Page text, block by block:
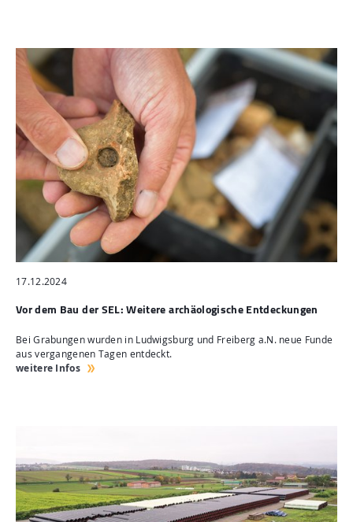
17.12.2024
Vor dem Bau der SEL: Weitere archäologische Entdeckungen
Bei Grabungen wurden in Ludwigsburg und Freiberg a.N. neue Funde
aus vergangenen Tagen entdeckt.
weitere Infos